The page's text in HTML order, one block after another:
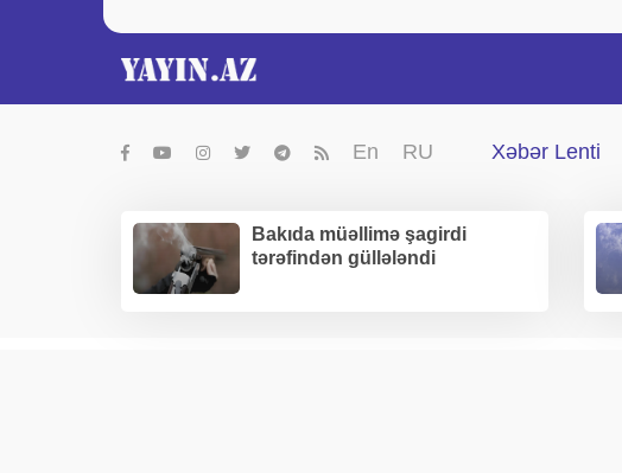
En RU Xəbər Lenti
Bakıda müəllimə şagirdi
tərəfindən güllələndi